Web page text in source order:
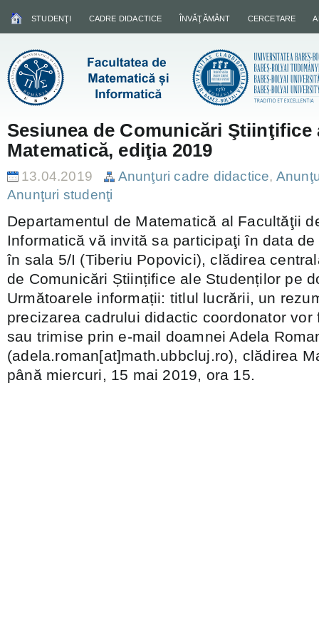
STUDENŢI CADRE DIDACTICE ÎNVĂŢĂMÂNT CERCETARE
Sesiunea de Comunicări Ştiinţifice
Matematică, ediţia 2019
13.04.2019 Anunţuri cadre didactice,
Anunţuri studenţi
Departamentul de Matematică al Facultăţii
Informatică vă invită sa participaţi în data
în sala 5/I (Tiberiu Popovici), clădirea
de Comunicări Științifice ale Studenților pe
Următoarele informații: titlul lucrării, un
precizarea cadrului didactic coordonator vor
sau trimise prin e-mail doamnei Adela
(adela.roman[at]math.ubbcluj.ro), clădirea
până miercuri, 15 mai 2019, ora 15.